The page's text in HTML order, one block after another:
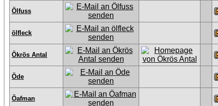
Ölfuss
ölfleck
Ökrös Antal
Öde
Öafman